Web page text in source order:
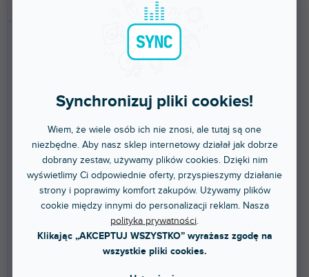
Synchronizuj pliki cookies!
Wiem, że wiele osób ich nie znosi, ale tutaj są one
niezbędne. Aby nasz sklep internetowy działał jak dobrze
dobrany zestaw, używamy plików cookies. Dzięki nim
wyświetlimy Ci odpowiednie oferty, przyspieszymy działanie
strony i poprawimy komfort zakupów. Używamy plików
cookie między innymi do personalizacji reklam. Nasza
polityka prywatności.
Klikając „AKCEPTUJ WSZYSTKO” wyrażasz zgodę na
wszystkie pliki cookies.
Wheel Set 100 mm With
Brakes
Dostępny w sklepie
stacjonarnym
(1 szt)
Zestaw trzech kół z hamulcami i
mocowaniem M10, średnica 100
mm, te koła mogą...
Sand Bag Medium 10 Kg
Dostępny w sklepie
stacjonarnym
(1 szt
Średni worek obciążeniowy na
piasek, nośność 10 kg.